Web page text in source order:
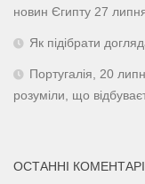
новин Єгипту 27
Як підібрати
Португалія, 20
розуміли, що
ОСТАННІ КОМЕНТАРІ